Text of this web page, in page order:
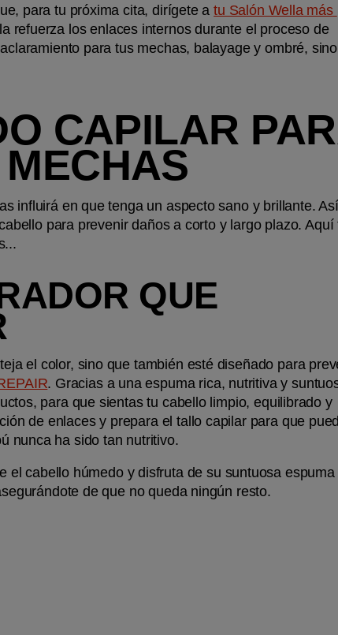
para tu próxima cita, dirígete a tu Salón Wella más
refuerza los enlaces internos durante el proceso de
para tus mechas, balayage y ombré,
CAPILAR
influirá en que tenga un aspecto sano y brillante.
para prevenir daños a corto y largo plazo. Aquí
QUE
el color, sino que también esté diseñado para
. Gracias a una espuma rica, nutritiva y
para que sientas tu cabello limpio, equilibrado y
de enlaces y prepara el tallo capilar para que
nunca ha sido tan nutritivo.
el cabello húmedo y disfruta de su suntuosa espuma
de que no queda ningún resto.